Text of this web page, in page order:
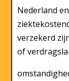
Nederland
verzekerd
of